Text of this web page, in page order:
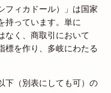
フィカドール）」は国家
持っています。単に
なく、商取引において
標を作り、多岐にわたる
下（別表にしても可）の